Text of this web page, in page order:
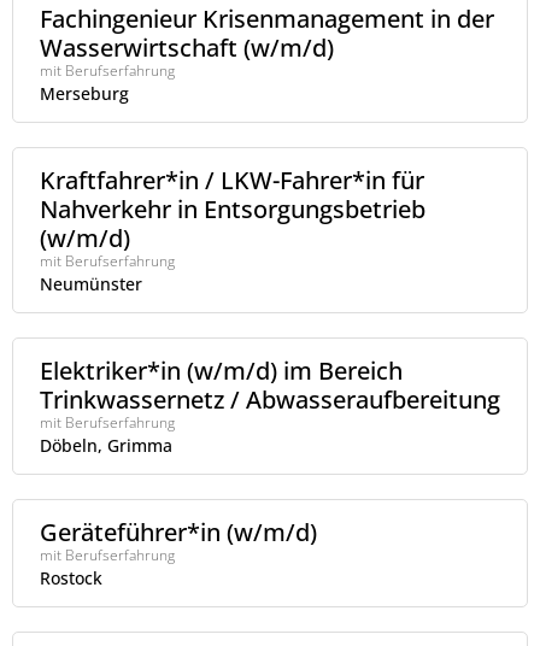
Fachingenieur Krisenmanagement in der
Wasserwirtschaft (w/m/d)
mit Berufserfahrung
Merseburg
Kraftfahrer*in / LKW-Fahrer*in für
Nahverkehr in Entsorgungsbetrieb
(w/m/d)
mit Berufserfahrung
Neumünster
Elektriker*in (w/m/d) im Bereich
Trinkwassernetz / Abwasseraufbereitung
mit Berufserfahrung
Döbeln, Grimma
Geräteführer*in (w/m/d)
mit Berufserfahrung
Rostock